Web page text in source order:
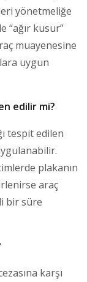
yönetmeliğe
“ağır kusur”
muayenesine
uygun
edilir mi?
tespit edilen
plakanın
araç
bir süre
karşı